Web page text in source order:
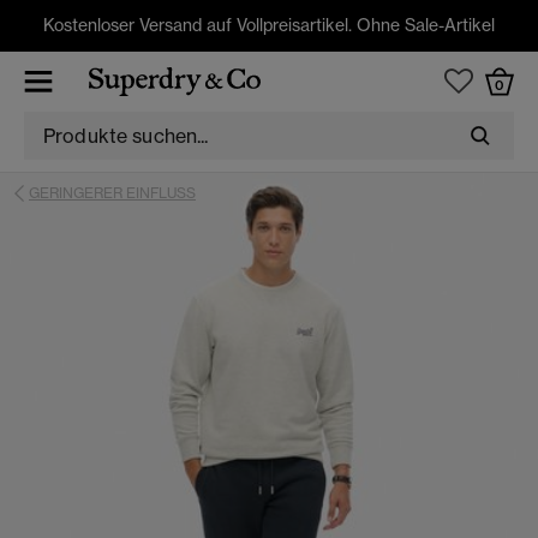
Kostenloser Versand auf Vollpreisartikel. Ohne Sale-Artikel
0
GERINGERER EINFLUSS